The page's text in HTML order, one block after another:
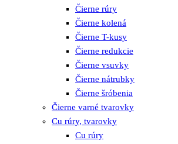
Čierne rúry
Čierne kolená
Čierne T-kusy
Čierne redukcie
Čierne vsuvky
Čierne nátrubky
Čierne šróbenia
Čierne varné tvarovky
Cu rúry, tvarovky
Cu rúry